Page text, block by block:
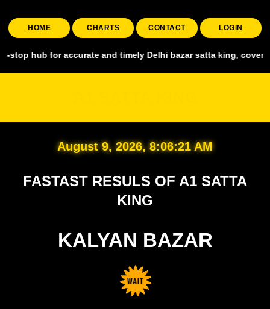
HOME CHARTS CONTACT LOGIN
for accurate and timely Delhi bazar satta king, covering all
August 9, 2026, 8:06:22 AM
FASTAST RESULS OF A1 SATTA
KING
KALYAN BAZAR